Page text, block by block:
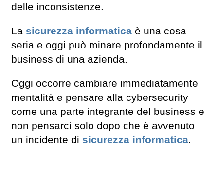
delle inconsistenze.
La sicurezza informatica è una cosa
seria e oggi può minare profondamente il
business di una azienda.
Oggi occorre cambiare immediatamente
mentalità e pensare alla cybersecurity
come una parte integrante del business e
non pensarci solo dopo che è avvenuto
un incidente di sicurezza informatica.